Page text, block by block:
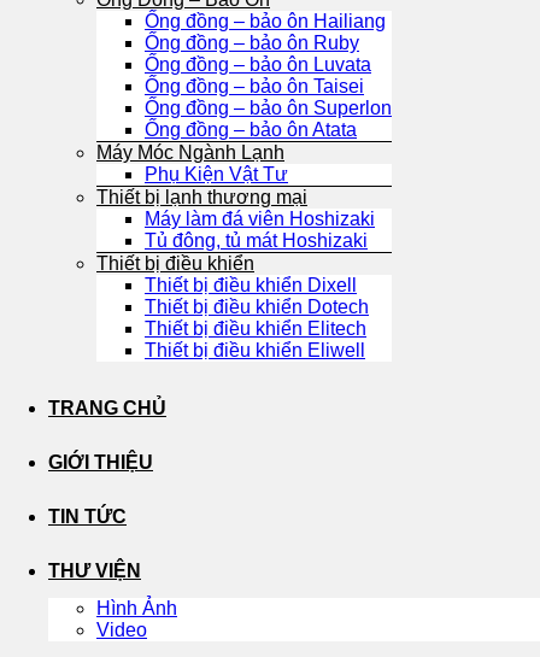
Ống đồng – bảo ôn Hailiang
Ống đồng – bảo ôn Ruby
Ống đồng – bảo ôn Luvata
Ống đồng – bảo ôn Taisei
Ống đồng – bảo ôn Superlon
Ống đồng – bảo ôn Atata
Máy Móc Ngành Lạnh
Phụ Kiện Vật Tư
Thiết bị lạnh thương mại
Máy làm đá viên Hoshizaki
Tủ đông, tủ mát Hoshizaki
Thiết bị điều khiển
Thiết bị điều khiển Dixell
Thiết bị điều khiển Dotech
Thiết bị điều khiển Elitech
Thiết bị điều khiển Eliwell
TRANG CHỦ
GIỚI THIỆU
TIN TỨC
THƯ VIỆN
Hình Ảnh
Video